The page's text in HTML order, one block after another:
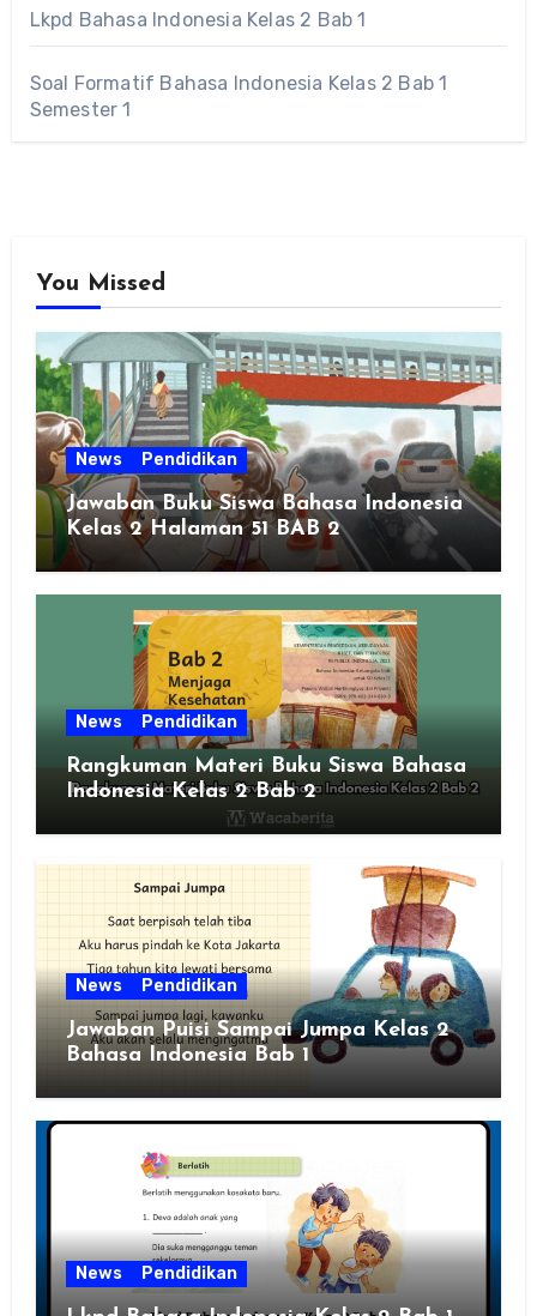
Lkpd Bahasa Indonesia Kelas 2 Bab 1
Soal Formatif Bahasa Indonesia Kelas 2 Bab 1
Semester 1
You Missed
News Pendidikan
Jawaban Buku Siswa Bahasa Indonesia
Kelas 2 Halaman 51 BAB 2
News Pendidikan
Rangkuman Materi Buku Siswa Bahasa
Indonesia Kelas 2 Bab 2
News Pendidikan
Jawaban Puisi Sampai Jumpa Kelas 2
Bahasa Indonesia Bab 1
News Pendidikan